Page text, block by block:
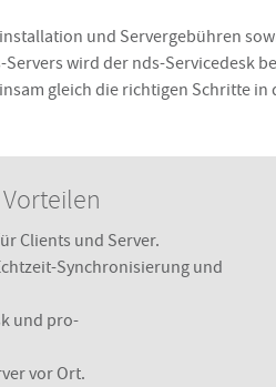
und Servergebühren
wird der nds-Servicedesk
gleich die richtigen Schritte in
Clients und Server.
Synchronisierung und
und pro-
vor Ort.